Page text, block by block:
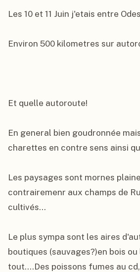
Les 10 et 11 Juin j'etais entre
Environ 500 kilometres sur
Et quelle autoroute!
En general bien goudronnée
charettes en contre sens ainsi
Les paysages sont mornes
contrairemenr aux champs de
cultivés...
Le plus sympa sont les aires
boutiques (sauvages?)en bois ou
tout....Des poissons fumes au